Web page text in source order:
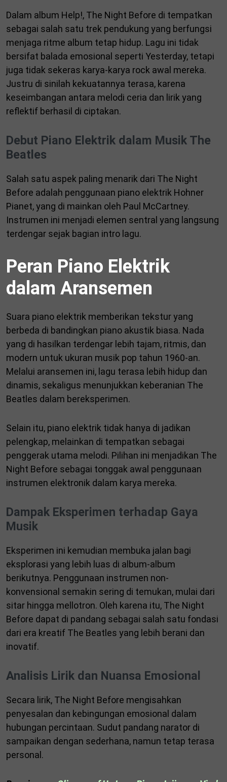
Dalam album Help!, The Night Before di tempatkan
sebagai salah satu trek pendukung yang berfungsi
menjaga ritme album tetap hidup. Lagu ini tidak
bersifat balada emosional seperti Yesterday, tetapi
juga tidak sekeras karya-karya rock awal mereka.
Justru di sinilah kekuatannya terasa, karena
keseimbangan antara melodi ceria dan lirik yang
reflektif berhasil di ciptakan.
Debut Piano Elektrik dalam Musik The
Beatles
Salah satu aspek paling menarik dari The Night
Before adalah penggunaan piano elektrik Hohner
Pianet, yang di mainkan oleh Paul McCartney.
Instrumen ini menjadi elemen sentral yang langsung
terdengar sejak bagian intro lagu.
Peran Piano Elektrik
dalam Aransemen
Suara piano elektrik memberikan tekstur yang
berbeda di bandingkan piano akustik biasa. Nada
yang di hasilkan terdengar lebih tajam, ritmis, dan
modern untuk ukuran musik pop tahun 1960-an.
Melalui aransemen ini, lagu terasa lebih hidup dan
dinamis, sekaligus menunjukkan keberanian The
Beatles dalam bereksperimen.
Selain itu, piano elektrik tidak hanya di jadikan
pelengkap, melainkan di tempatkan sebagai
penggerak utama melodi. Pilihan ini menjadikan The
Night Before sebagai tonggak awal penggunaan
instrumen elektronik dalam karya mereka.
Dampak Eksperimen terhadap Gaya
Musik
Eksperimen ini kemudian membuka jalan bagi
eksplorasi yang lebih luas di album-album
berikutnya. Penggunaan instrumen non-
konvensional semakin sering di temukan, mulai dari
sitar hingga mellotron. Oleh karena itu, The Night
Before dapat di pandang sebagai salah satu fondasi
dari era kreatif The Beatles yang lebih berani dan
inovatif.
Analisis Lirik dan Nuansa Emosional
Secara lirik, The Night Before mengisahkan
penyesalan dan kebingungan emosional dalam
hubungan percintaan. Sudut pandang narator di
sampaikan dengan sederhana, namun tetap terasa
personal.